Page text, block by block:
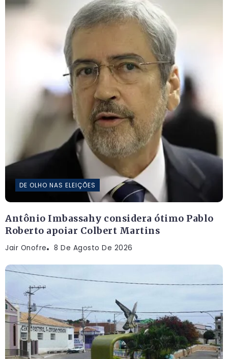
DE OLHO NAS ELEIÇÕES
Antônio Imbassahy considera ótimo Pablo
Roberto apoiar Colbert Martins
Jair Onofre 8 De Agosto De 2026